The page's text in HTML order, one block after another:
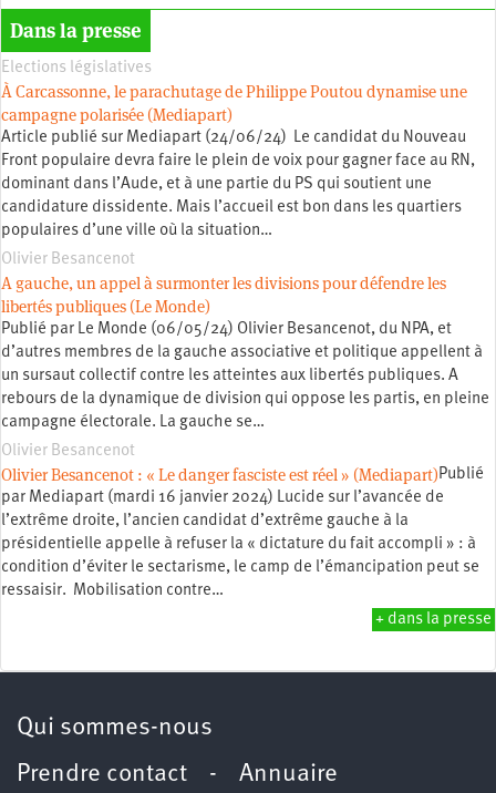
Dans la presse
Elections législatives
À Carcassonne, le parachutage de Philippe Poutou dynamise une
campagne polarisée (Mediapart)
Article publié sur Mediapart (24/06/24) Le candidat du Nouveau
Front populaire devra faire le plein de voix pour gagner face au RN,
dominant dans l’Aude, et à une partie du PS qui soutient une
candidature dissidente. Mais l’accueil est bon dans les quartiers
populaires d’une ville où la situation…
Olivier Besancenot
A gauche, un appel à surmonter les divisions pour défendre les
libertés publiques (Le Monde)
Publié par Le Monde (06/05/24) Olivier Besancenot, du NPA, et
d’autres membres de la gauche associative et politique appellent à
un sursaut collectif contre les atteintes aux libertés publiques. A
rebours de la dynamique de division qui oppose les partis, en pleine
campagne électorale. La gauche se…
Olivier Besancenot
Olivier Besancenot : « Le danger fasciste est réel » (Mediapart)Publié
par Mediapart (mardi 16 janvier 2024) Lucide sur l’avancée de
l’extrême droite, l’ancien candidat d’extrême gauche à la
présidentielle appelle à refuser la « dictature du fait accompli » : à
condition d’éviter le sectarisme, le camp de l’émancipation peut se
ressaisir. Mobilisation contre…
+ dans la presse
Qui sommes-nous
Prendre contact - Annuaire